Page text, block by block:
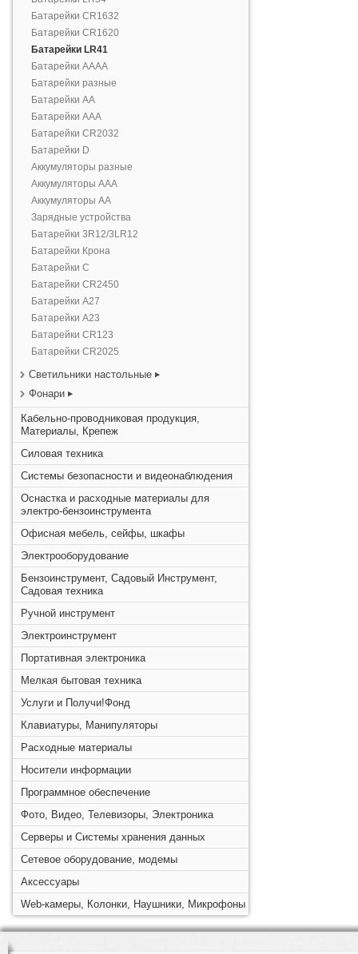
Батарейки CR1632
Батарейки CR1620
Батарейки LR41
Батарейки AAAA
Батарейки разные
Батарейки AA
Батарейки AAA
Батарейки CR2032
Батарейки D
Аккумуляторы разные
Аккумуляторы AAA
Аккумуляторы AA
Зарядные устройства
Батарейки 3R12/3LR12
Батарейки Крона
Батарейки С
Батарейки CR2450
Батарейки А27
Батарейки А23
Батарейки CR123
Батарейки CR2025
Светильники настольные
Фонари
Кабельно-проводниковая продукция,
Материалы, Крепеж
Силовая техника
Системы безопасности и видеонаблюдения
Оснастка и расходные материалы для
электро-бензоинструмента
Офисная мебель, сейфы, шкафы
Электрооборудование
Бензоинструмент, Садовый Инструмент,
Садовая техника
Ручной инструмент
Электроинструмент
Портативная электроника
Мелкая бытовая техника
Услуги и Получи!Фонд
Клавиатуры, Манипуляторы
Расходные материалы
Носители информации
Программное обеспечение
Фото, Видео, Телевизоры, Электроника
Серверы и Системы хранения данных
Сетевое оборудование, модемы
Аксессуары
Web-камеры, Колонки, Наушники, Микрофоны